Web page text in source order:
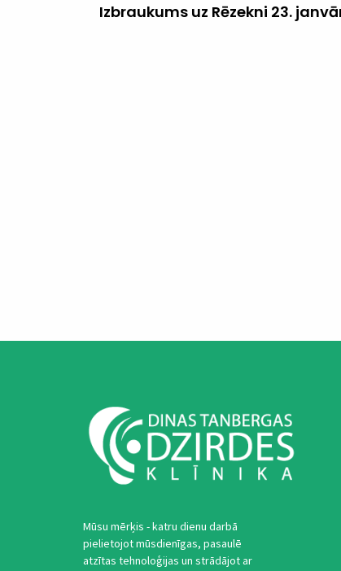
Izbraukums uz Rēzekni 23.
Mūsu mērķis - katru dienu darbā
pielietojot mūsdienīgas, pasaulē
atzītas tehnoloģijas un strādājot ar